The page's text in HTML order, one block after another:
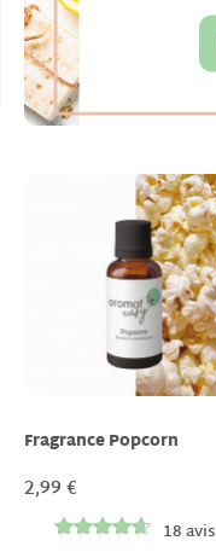
Fragrance Popcorn
2,99 €
18 avis